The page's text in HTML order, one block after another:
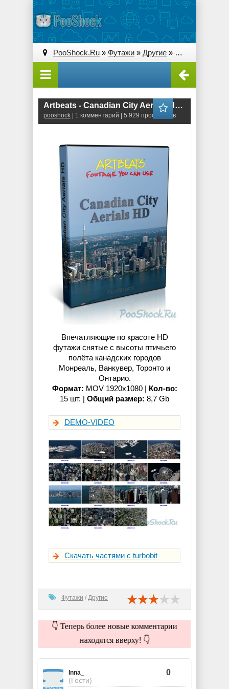
PooShock.Ru » Футажи » Другие » Artbeats - Canadian City Aerials HD Vol.1
Artbeats - Canadian City Aerials HD Vol.1
pooshock | 1 комментарий | 5 929 просмотров
Впечатляющие по красоте HD
футажи снятые с высоты птичьего
полёта канадских городов
Монреаль, Ванкувер, Торонто и
Онтарио.
Формат: MOV 1920x1080 | Кол-во:
15 шт. | Общий размер: 8,7 Gb
DEMO-VIDEO
Скачать частями с turbobit
Футажи / Другие
👇 Теперь более новые комментарии
находятся вверху! 👇
Inna_
(Гости)
0